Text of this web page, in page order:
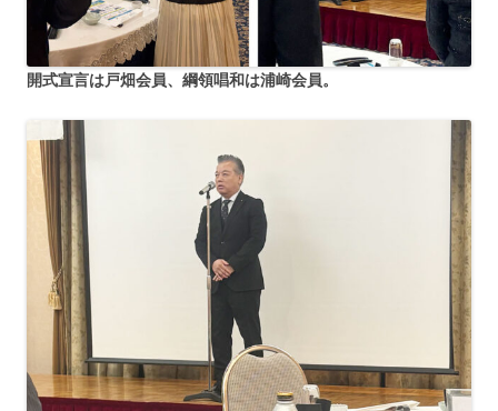
開式宣言は戸畑会員、綱領唱和は浦崎会員。